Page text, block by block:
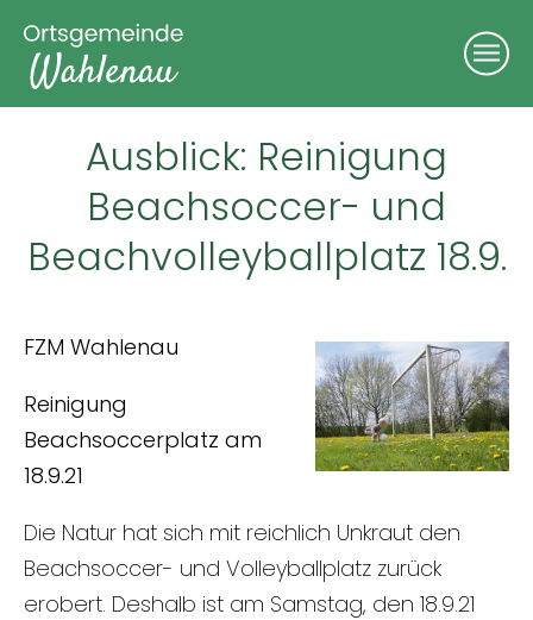
Ausblick: Reinigung
Beachsoccer- und
Beachvolleyballplatz 18.9.
FZM Wahlenau
Reinigung
Beachsoccerplatz am
18.9.21
Die Natur hat sich mit reichlich Unkraut den
Beachsoccer- und Volleyballplatz zurück
erobert. Deshalb ist am Samstag, den 18.9.21